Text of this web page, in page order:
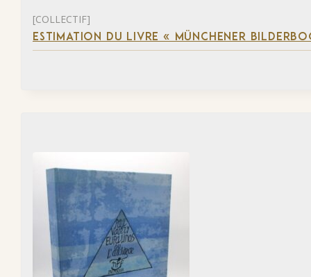
[COLLECTIF]
ESTIMATION DU LIVRE « MÜNCHENER